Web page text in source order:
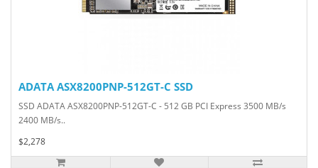
ADATA ASX8200PNP-512GT-C SSD
SSD ADATA ASX8200PNP-512GT-C - 512 GB PCI Express 3500 MB/s
2400 MB/s..
$2,278